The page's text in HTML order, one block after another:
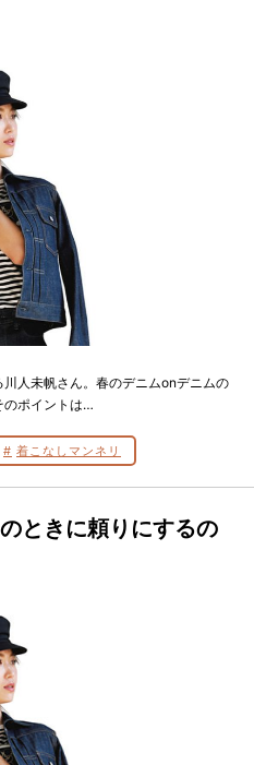
人未帆さん。春のデニムonデニムの
のポイントは…
着こなしマンネリ
ときに頼りにするの